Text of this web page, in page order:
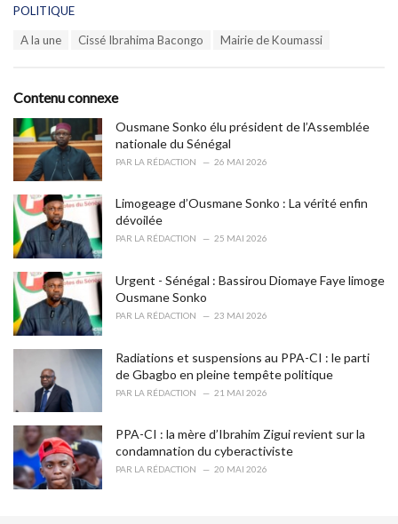
C
o
r
i
e
s
POLITIQUE
:
A la une Cissé Ibrahima Bacongo Mairie de Koumassi
Contenu connexe
Ousmane Sonko élu président de l’Assemblée
nationale du Sénégal
PAR LA RÉDACTION 26 MAI 2026
Limogeage d’Ousmane Sonko : La vérité enfin
dévoilée
PAR LA RÉDACTION 25 MAI 2026
Urgent - Sénégal : Bassirou Diomaye Faye limoge
Ousmane Sonko
PAR LA RÉDACTION 23 MAI 2026
Radiations et suspensions au PPA-CI : le parti
de Gbagbo en pleine tempête politique
PAR LA RÉDACTION 21 MAI 2026
PPA-CI : la mère d’Ibrahim Zigui revient sur la
condamnation du cyberactiviste
PAR LA RÉDACTION 20 MAI 2026